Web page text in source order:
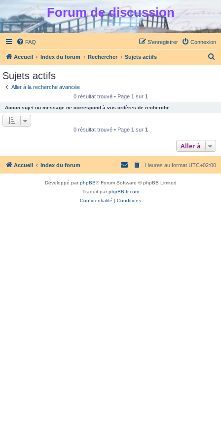
Forum de discussion
FAQ Connexion
S’enregistrer
Accueil Index du forum Rechercher Sujets actifs
e
r
Sujets actifs
Aller à la recherche avancée
0 résultat trouvé • Page 1 sur 1
Aucun sujet ou message ne correspond à vos critères de recherche.
0 résultat trouvé • Page 1 sur 1
Aller à
Accueil Index du forum Heures au format UTC+02:00
Développé parphpBB® Forum Software © phpBB Limited
Traduit parphpBB-fr.com
Confidentialité | Conditions